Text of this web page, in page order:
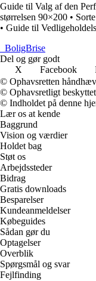
Guide til Valg af den
størrelsen 90×200 •
• Guide til
BoligBrise
Del og gør godt
X
Facebook
© Ophavsretten
© Ophavsretligt
© Indholdet på denne
Lær os at kende
Baggrund
Vision og værdier
Holdet bag
Støt os
Arbejdssteder
Bidrag
Gratis downloads
Besparelser
Kundeanmeldelser
Købeguides
Sådan gør du
Optagelser
Overblik
Spørgsmål og svar
Fejlfinding